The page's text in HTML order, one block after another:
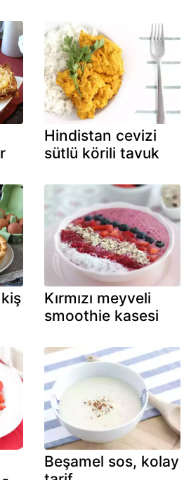
Hindistan cevizi
sütlü körili tavuk
kiş
Kırmızı meyveli
smoothie kasesi
Beşamel sos, kolay